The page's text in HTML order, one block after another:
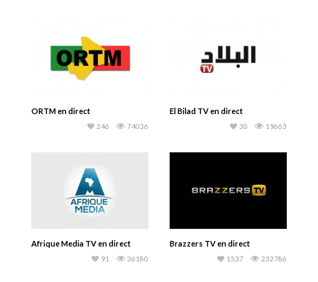
ORTM en direct
74036
246
El Bilad TV en direct
19663
30
Afrique Media TV en direct
36180
91
Brazzers TV en direct
232786
1537